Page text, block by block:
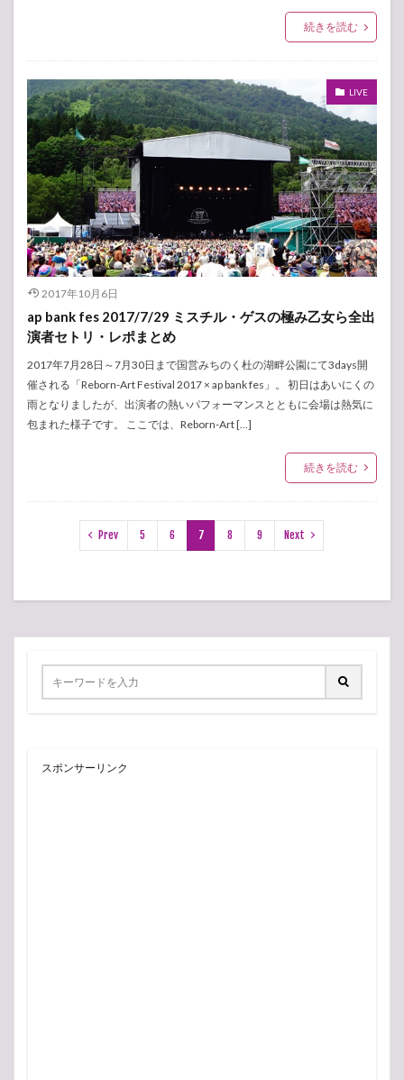
続きを読む
LIVE
2017年10月6日
ap bank fes 2017/7/29 ミスチル・ゲスの極み乙女ら全出
演者セトリ・レポまとめ
2017年7月28日～7月30日まで国営みちのく杜の湖畔公園にて3days開
催される「Reborn-Art Festival 2017 × ap bank fes」。 初日はあいにくの
雨となりましたが、出演者の熱いパフォーマンスとともに会場は熱気に
包まれた様子です。 ここでは、Reborn-Art […]
続きを読む
Prev 5 6 7 8 9 Next
スポンサーリンク